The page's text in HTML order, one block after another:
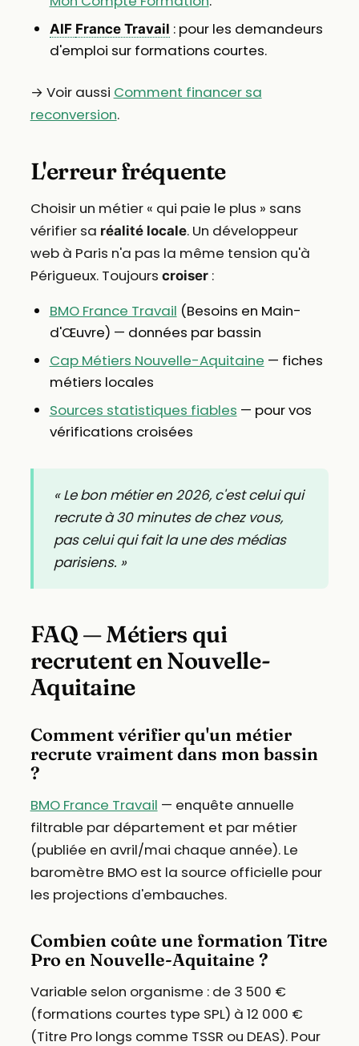
AIF France Travail : pour les demandeurs
d'emploi sur formations courtes.
→ Voir aussi Comment financer sa
reconversion.
L'erreur fréquente
Choisir un métier « qui paie le plus » sans
vérifier sa réalité locale. Un développeur
web à Paris n'a pas la même tension qu'à
Périgueux. Toujours croiser:
BMO France Travail (Besoins en Main-
d'Œuvre) — données par bassin
Cap Métiers Nouvelle-Aquitaine — fiches
métiers locales
Sources statistiques fiables — pour vos
vérifications croisées
« Le bon métier en 2026, c'est celui qui
recrute à 30 minutes de chez vous,
pas celui qui fait la une des médias
parisiens. »
FAQ — Métiers qui
recrutent en Nouvelle-
Aquitaine
Comment vérifier qu'un métier
recrute vraiment dans mon bassin
?
BMO France Travail — enquête annuelle
filtrable par département et par métier
(publiée en avril/mai chaque année). Le
baromètre BMO est la source officielle pour
les projections d'embauches.
Combien coûte une formation Titre
Pro en Nouvelle-Aquitaine ?
Variable selon organisme : de 3 500 €
(formations courtes type SPL) à 12 000 €
(Titre Pro longs comme TSSR ou DEAS). Pour